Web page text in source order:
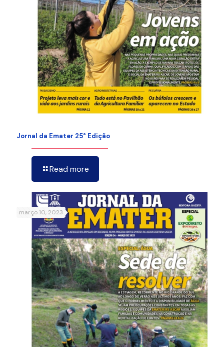
Jornal da Emater 25° Edição
Read more
março 10, 2023